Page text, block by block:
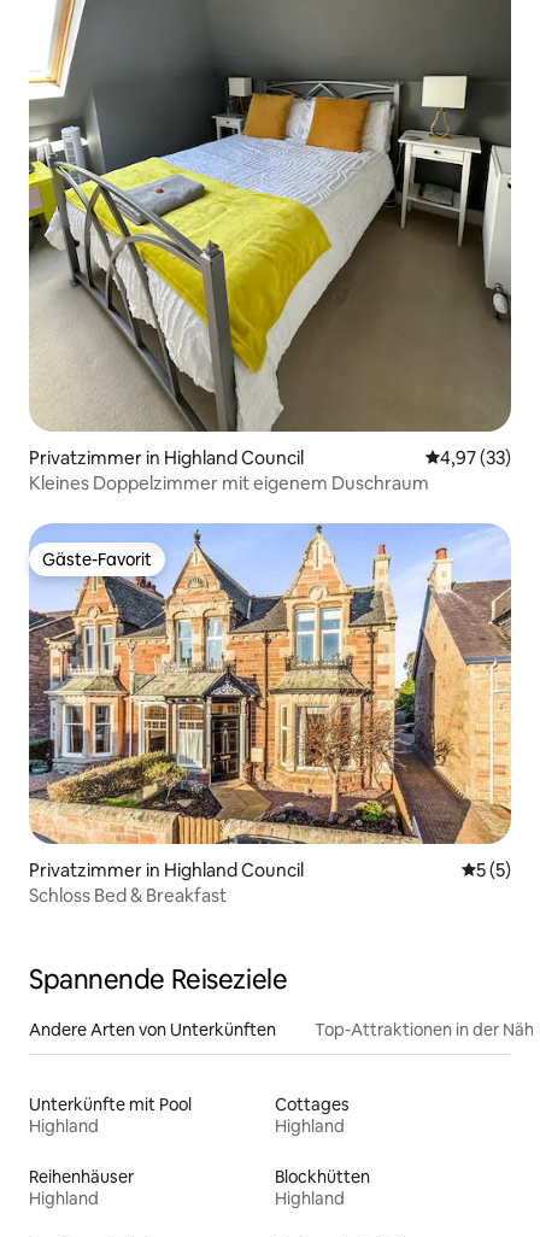
Privatzimmer in Highland Council
4,97 (33)
Kleines Doppelzimmer mit eigenem Duschraum
Gäste-Favorit
Gäste-Favorit
Privatzimmer in Highland Council
5 (5)
Schloss Bed & Breakfast
Spannende Reiseziele
Andere Arten von Unterkünften Top-Attraktionen in der
Unterkünfte mit Pool
Highland
Cottages
Highland
Reihenhäuser
Highland
Blockhütten
Highland